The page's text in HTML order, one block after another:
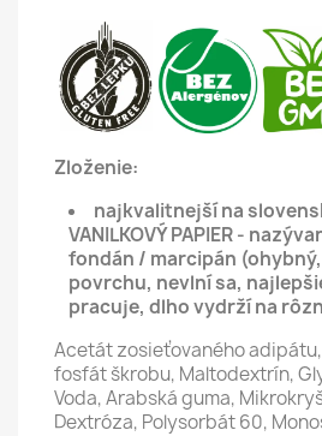
Zloženie:
najkvalitnejší na
VANILKOVÝ PAPIER -
fondán / marcipán
povrchu, nevlní sa,
pracuje, dlho vydrží na
Acetát zosieťovaného
fosfát škrobu, Maltodextrín,
Voda, Arabská guma,
Dextróza, Polysorbát 60,